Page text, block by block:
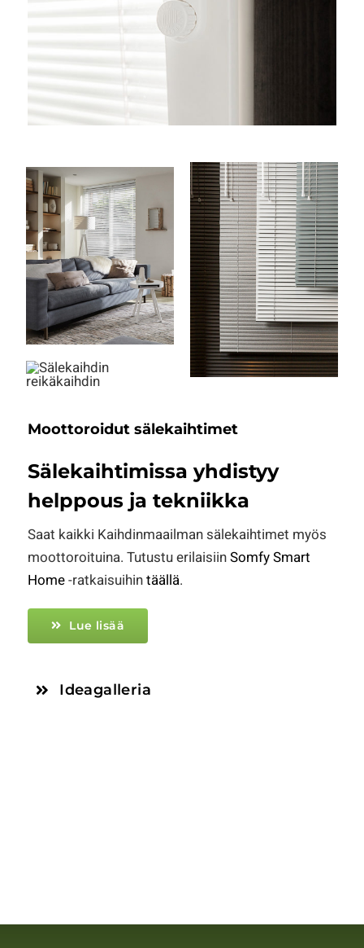
Moottoroidut sälekaihtimet
Sälekaihtimissa yhdistyy
helppous ja tekniikka
Saat kaikki Kaihdinmaailman sälekaihtimet myös
moottoroituina. Tutustu erilaisiinSomfy Smart
Home-ratkaisuihintäällä.
Lue lisää
Ideagalleria